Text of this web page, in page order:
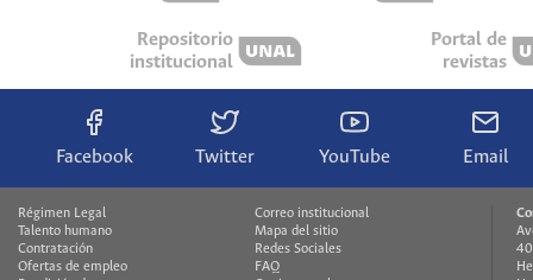
Repositorio
institucional
Portal de
revistas
Facebook Twitter YouTube Email
Régimen Legal
Talento humano
Contratación
Ofertas de empleo
Correo institucional
Mapa del sitio
Redes Sociales
FAQ